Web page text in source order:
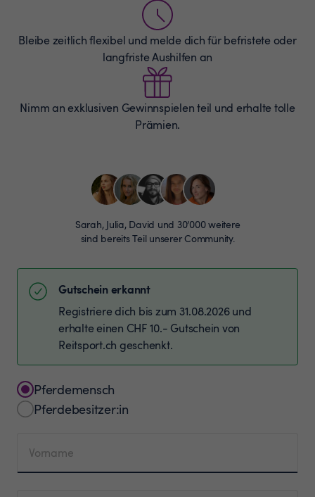
Bleibe zeitlich flexibel und melde dich für befristete oder
langfriste Aushilfen an
Nimm an exklusiven Gewinnspielen teil und erhalte tolle
Prämien.
Sarah, Julia, David und 30’000 weitere
sind bereits Teil unserer Community.
Gutschein erkannt
Registriere dich bis zum 31.08.2026 und
erhalte einen CHF 10.- Gutschein von
Reitsport.ch geschenkt.
Pferdemensch
Pferdebesitzer:in
Vorname